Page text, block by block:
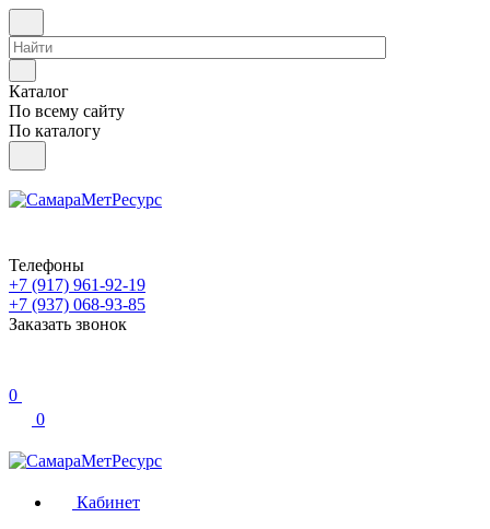
Каталог
По всему сайту
По каталогу
Телефоны
+7 (917) 961-92-19
+7 (937) 068-93-85
Заказать звонок
0
0
Кабинет